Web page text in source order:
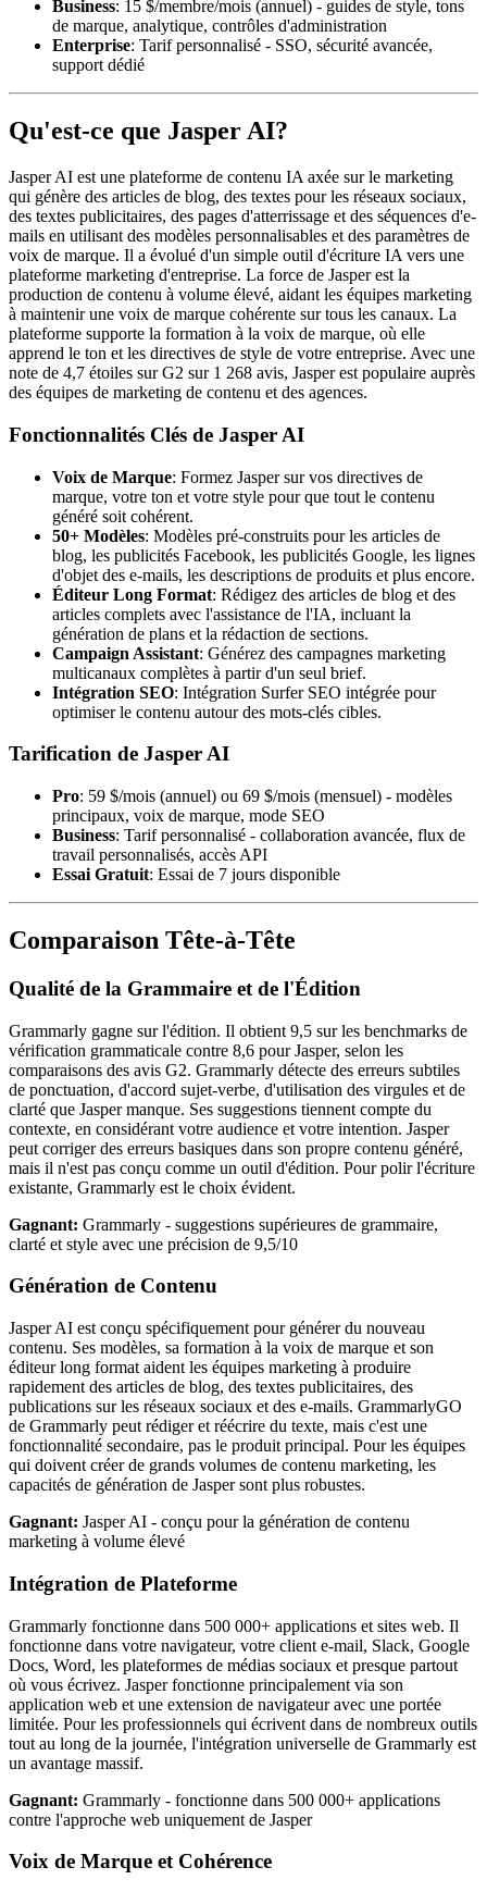
Business: 15 $/membre/mois (annuel) - guides de style, tons
de marque, analytique, contrôles d'administration
Enterprise: Tarif personnalisé - SSO, sécurité avancée,
support dédié
Qu'est-ce que Jasper AI?
Jasper AI est une plateforme de contenu IA axée sur le marketing
qui génère des articles de blog, des textes pour les réseaux sociaux,
des textes publicitaires, des pages d'atterrissage et des séquences d'e-
mails en utilisant des modèles personnalisables et des paramètres de
voix de marque. Il a évolué d'un simple outil d'écriture IA vers une
plateforme marketing d'entreprise. La force de Jasper est la
production de contenu à volume élevé, aidant les équipes marketing
à maintenir une voix de marque cohérente sur tous les canaux. La
plateforme supporte la formation à la voix de marque, où elle
apprend le ton et les directives de style de votre entreprise. Avec une
note de 4,7 étoiles sur G2 sur 1 268 avis, Jasper est populaire auprès
des équipes de marketing de contenu et des agences.
Fonctionnalités Clés de Jasper AI
Voix de Marque: Formez Jasper sur vos directives de
marque, votre ton et votre style pour que tout le contenu
généré soit cohérent.
50+ Modèles: Modèles pré-construits pour les articles de
blog, les publicités Facebook, les publicités Google, les lignes
d'objet des e-mails, les descriptions de produits et plus encore.
Éditeur Long Format: Rédigez des articles de blog et des
articles complets avec l'assistance de l'IA, incluant la
génération de plans et la rédaction de sections.
Campaign Assistant: Générez des campagnes marketing
multicanaux complètes à partir d'un seul brief.
Intégration SEO: Intégration Surfer SEO intégrée pour
optimiser le contenu autour des mots-clés cibles.
Tarification de Jasper AI
Pro: 59 $/mois (annuel) ou 69 $/mois (mensuel) - modèles
principaux, voix de marque, mode SEO
Business: Tarif personnalisé - collaboration avancée, flux de
travail personnalisés, accès API
Essai Gratuit: Essai de 7 jours disponible
Comparaison Tête-à-Tête
Qualité de la Grammaire et de l'Édition
Grammarly gagne sur l'édition. Il obtient 9,5 sur les benchmarks de
vérification grammaticale contre 8,6 pour Jasper, selon les
comparaisons des avis G2. Grammarly détecte des erreurs subtiles
de ponctuation, d'accord sujet-verbe, d'utilisation des virgules et de
clarté que Jasper manque. Ses suggestions tiennent compte du
contexte, en considérant votre audience et votre intention. Jasper
peut corriger des erreurs basiques dans son propre contenu généré,
mais il n'est pas conçu comme un outil d'édition. Pour polir l'écriture
existante, Grammarly est le choix évident.
Gagnant: Grammarly - suggestions supérieures de grammaire,
clarté et style avec une précision de 9,5/10
Génération de Contenu
Jasper AI est conçu spécifiquement pour générer du nouveau
contenu. Ses modèles, sa formation à la voix de marque et son
éditeur long format aident les équipes marketing à produire
rapidement des articles de blog, des textes publicitaires, des
publications sur les réseaux sociaux et des e-mails. GrammarlyGO
de Grammarly peut rédiger et réécrire du texte, mais c'est une
fonctionnalité secondaire, pas le produit principal. Pour les équipes
qui doivent créer de grands volumes de contenu marketing, les
capacités de génération de Jasper sont plus robustes.
Gagnant: Jasper AI - conçu pour la génération de contenu
marketing à volume élevé
Intégration de Plateforme
Grammarly fonctionne dans 500 000+ applications et sites web. Il
fonctionne dans votre navigateur, votre client e-mail, Slack, Google
Docs, Word, les plateformes de médias sociaux et presque partout
où vous écrivez. Jasper fonctionne principalement via son
application web et une extension de navigateur avec une portée
limitée. Pour les professionnels qui écrivent dans de nombreux outils
tout au long de la journée, l'intégration universelle de Grammarly est
un avantage massif.
Gagnant: Grammarly - fonctionne dans 500 000+ applications
contre l'approche web uniquement de Jasper
Voix de Marque et Cohérence